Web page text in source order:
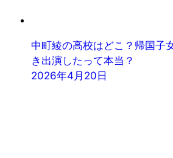
中町綾の高校はどこ？帰国子
き出演したって本当？
2026年4月20日